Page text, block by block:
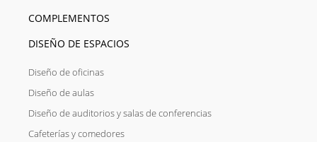
COMPLEMENTOS
DISEÑO DE ESPACIOS
Diseño de oficinas
Diseño de aulas
Diseño de auditorios y salas de conferencias
Cafeterías y comedores